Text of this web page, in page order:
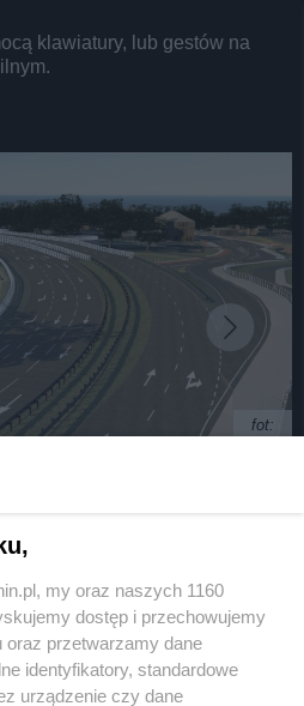
klawiatury, lub gestów na
fot:
A4
my oraz naszych 1160
dostęp i przechowujemy
oraz przetwarzamy dane
identyfikatory, standardowe
urządzenie czy dane